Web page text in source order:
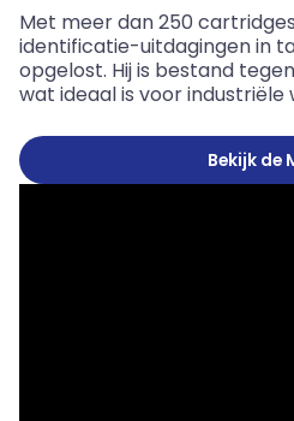
Met meer dan 250
identificatie-uitdagingen in
opgelost. Hij is bestand
wat ideaal is voor industriële
Bekijk de